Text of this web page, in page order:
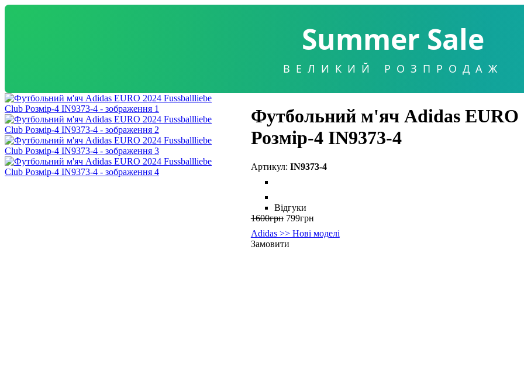
Summer Sale
ВЕЛИКИЙ РОЗПРОДАЖ
Футбольний м'яч Adidas EURO
Розмір-4 IN9373-4
IN9373-4
Відгуки
1600грн 799грн
Adidas >> Нові моделі
Замовити